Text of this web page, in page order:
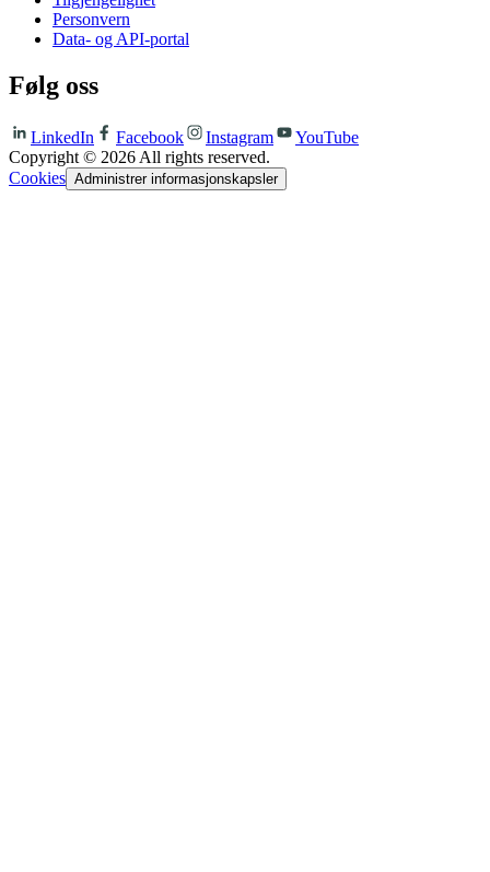
Personvern
Data- og API-portal
Følg oss
LinkedIn Facebook Instagram
YouTube
Copyright © 2026All rights reserved.
Cookies Administrer informasjonskapsler